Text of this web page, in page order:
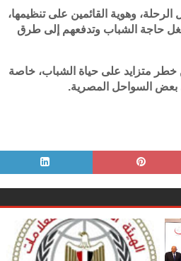
وهوية القائمين على تنظيمها،
حاجة الشباب وتدفعهم إلى طرق
خطر متزايد على حياة الشباب، خاصة
بعض السواحل المصرية.